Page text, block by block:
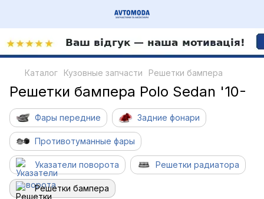
Каталог Кузовные запчасти Решетки бампера
Решетки бампера Polo Sedan '10-
Фары передние Задние фонари
Противотуманные фары
Указатели поворота Решетки радиатора
Решетки бампера